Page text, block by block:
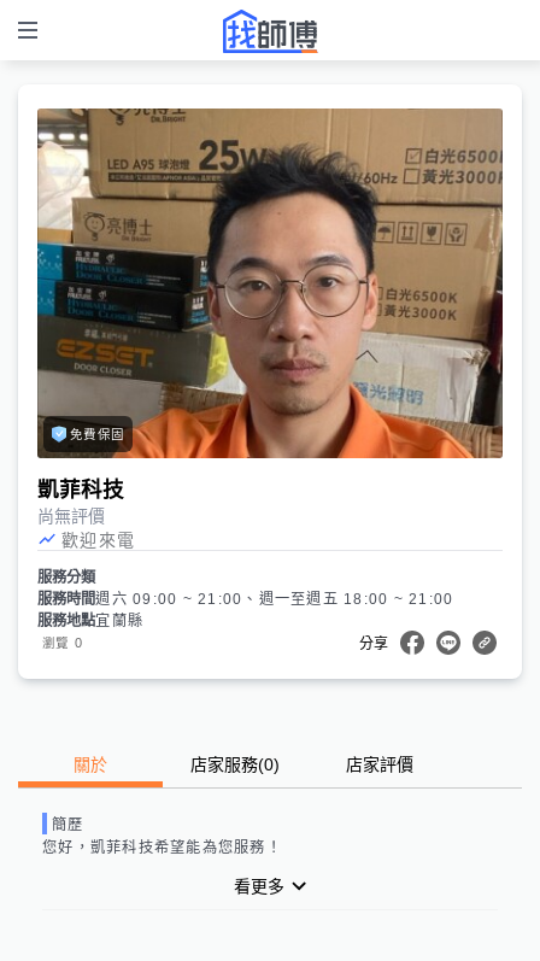
免費保固
凱菲科技
尚無評價
歡迎來電
服務分類
服務時間週六 09:00 ~ 21:00、週一至週五 18:00 ~ 21:00
服務地點宜蘭縣
瀏覽 0 分享
關於 店家服務(0) 店家評價
簡歷
您好， 凱菲科技希望能為您服務！
看更多